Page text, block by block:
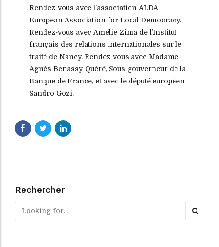
Rendez-vous avec l’association ALDA –
European Association for Local Democracy.
Rendez-vous avec Amélie Zima de l’Institut
français des relations internationales sur le
traité de Nancy. Rendez-vous avec Madame
Agnès Benassy-Quéré, Sous-gouverneur de la
Banque de France, et avec le député européen
Sandro Gozi.
Rechercher